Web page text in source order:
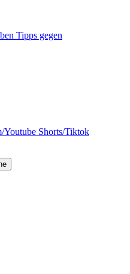
Tipps gegen
Youtube Shorts/Tiktok